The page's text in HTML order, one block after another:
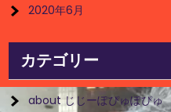
2020年6月
カテゴリー
about じじーぽぴゅぽぴゅ